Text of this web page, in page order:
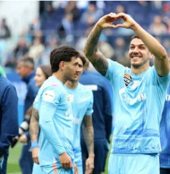
От чемоданов Халка до футбола на